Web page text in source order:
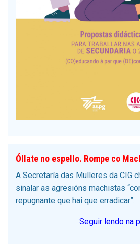
Óllate no espello. Rompe co
A Secretaría das Mulleres da CIG
sinalar as agresións machistas
repugnante que hai que erradicar”.
Seguir lendo na